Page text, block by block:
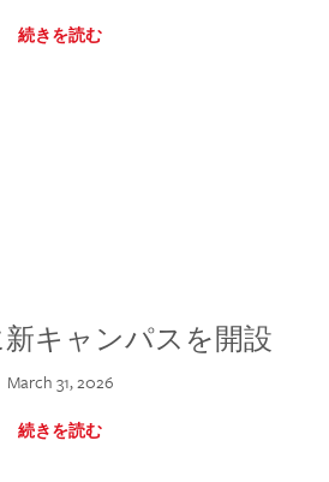
続きを読む
新キャンパスを開設
March 31, 2026
続きを読む